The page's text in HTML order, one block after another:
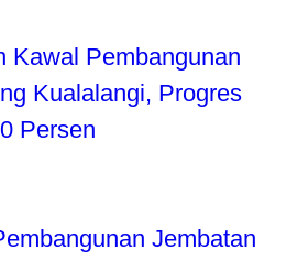
Kawal Pembangunan
Kualalangi, Progres
Persen
Jembatan